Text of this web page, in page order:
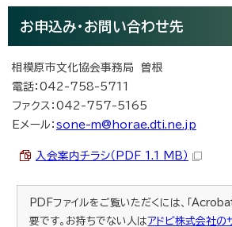
お申込み・お問い合わせ先
相模原市文化協会事務局 曽根
電話：042-758-5711
ファクス：042-757-5165
Eメール： sone-m@horae.dti.ne.jp
入会案内チラシ（PDF 1.1 MB）
PDFファイルをご覧いただくには、「
要です。お持ちでない人はアドビ株式会社の